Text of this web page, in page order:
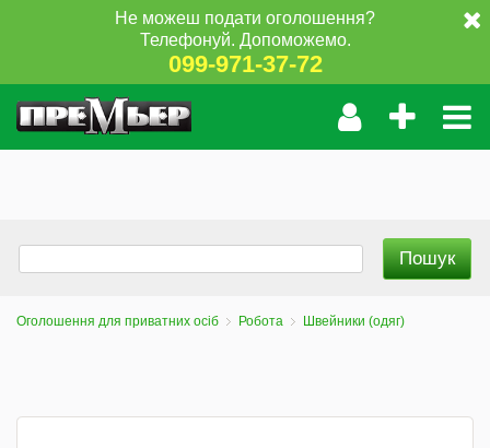
Не можеш подати оголошення?
Телефонуй. Допоможемо.
099-971-37-72
Оголошення для приватних осіб Робота Швейники (одяг)